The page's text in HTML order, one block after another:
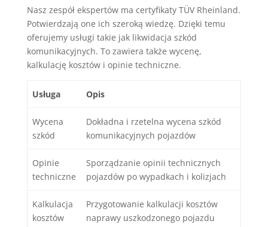
Nasz zespół ekspertów ma certyfikaty TÜV Rheinland.
Potwierdzają one ich szeroką wiedzę. Dzięki temu
oferujemy usługi takie jak likwidacja szkód
komunikacyjnych. To zawiera także wycenę,
kalkulację kosztów i opinie techniczne.
Usługa Opis
Wycena
szkód
Dokładna i rzetelna wycena szkód
komunikacyjnych pojazdów
Opinie
techniczne
Sporządzanie opinii technicznych
pojazdów po wypadkach i kolizjach
Kalkulacja
kosztów
Przygotowanie kalkulacji kosztów
naprawy uszkodzonego pojazdu